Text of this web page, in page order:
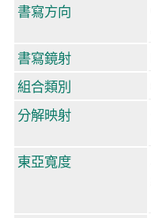
書寫方向
書寫鏡射
組合類別
分解映射
東亞寬度